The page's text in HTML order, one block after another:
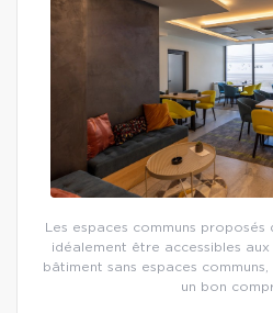
Les espaces communs proposés
idéalement être accessibles aux
bâtiment sans espaces
un bon